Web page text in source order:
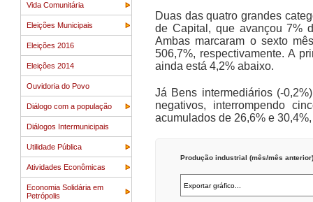
Vida Comunitária
Eleições Municipais
Eleições 2016
Eleições 2014
Ouvidoria do Povo
Diálogo com a população
Diálogos Intermunicipais
Utilidade Pública
Atividades Econômicas
Economia Solidária em
Petrópolis
Duas das quatro grandes
de Capital, que avançou 7%
Ambas marcaram o sexto
506,7%, respectivamente. A
ainda está 4,2% abaixo.
Já Bens intermediários (-
negativos, interrompendo
acumulados de 26,6% e
Produção industrial (mês/mês anterior)